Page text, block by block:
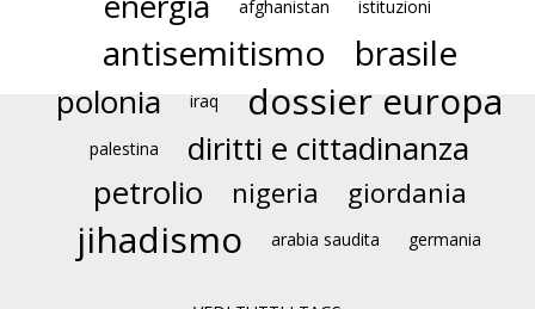
afghanistan istituzioni
antisemitismo brasile
polonia iraq dossier europa
palestina
diritti e cittadinanza
petrolio
nigeria giordania
jihadismo arabia saudita germania